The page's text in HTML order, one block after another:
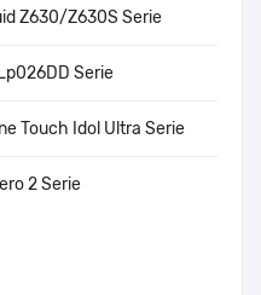
Z630/Z630S Serie
Serie
Touch Idol Ultra Serie
2 Serie